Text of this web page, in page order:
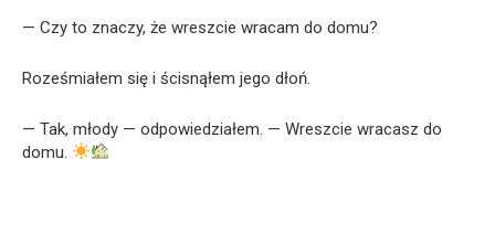
— Czy to znaczy, że wreszcie wracam do domu?
Roześmiałem się i ścisnąłem jego dłoń.
— Tak, młody — odpowiedziałem. — Wreszcie wracasz do
domu.